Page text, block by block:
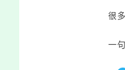
很
一